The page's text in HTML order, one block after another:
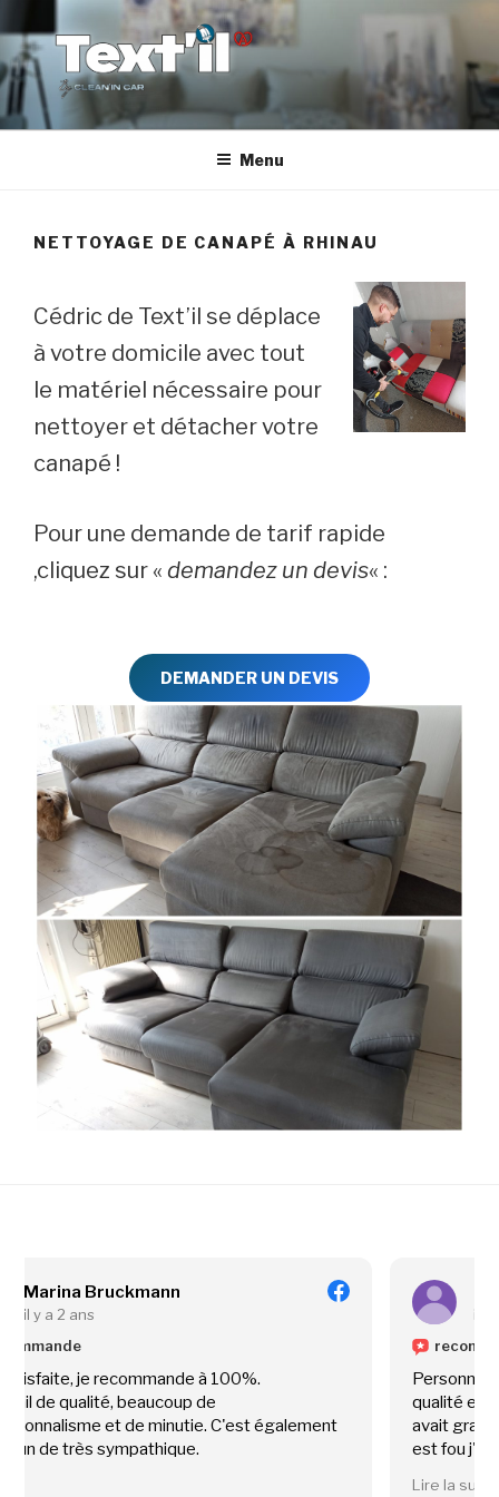
au
contenu
principal
TEX'TIL
Le nettoyage de canapé haut de gamme
Menu
NETTOYAGE DE CANAPÉ À RHINAU
Cédric de Text’il se déplace
à votre domicile avec tout
le matériel nécessaire pour
nettoyer et détacher votre
canapé !
Pour une demande de tarif rapide
,cliquez sur « demandez un devis« :
DEMANDER UN DEVIS
à 100%.
C'est également
Camille Rubin
Personne très sérieuse et pro.
qualité et en profondeur pour mon
avait grand besoin (tâches, animaux
est fou j'étais à deux doigts de le